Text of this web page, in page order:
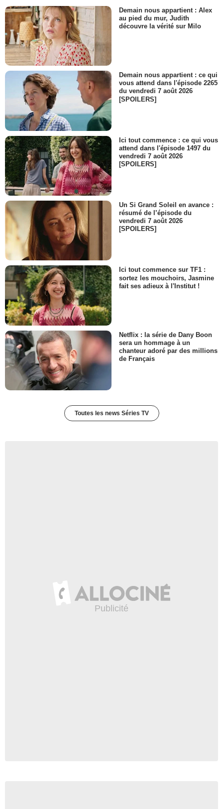
Demain nous appartient : Alex
au pied du mur, Judith
découvre la vérité sur Milo
Demain nous appartient : ce qui
vous attend dans l'épisode 2265
du vendredi 7 août 2026
[SPOILERS]
Ici tout commence : ce qui vous
attend dans l'épisode 1497 du
vendredi 7 août 2026
[SPOILERS]
Un Si Grand Soleil en avance :
résumé de l’épisode du
vendredi 7 août 2026
[SPOILERS]
Ici tout commence sur TF1 :
sortez les mouchoirs, Jasmine
fait ses adieux à l'Institut !
Netflix : la série de Dany Boon
sera un hommage à un
chanteur adoré par des millions
de Français
Toutes les news Séries TV